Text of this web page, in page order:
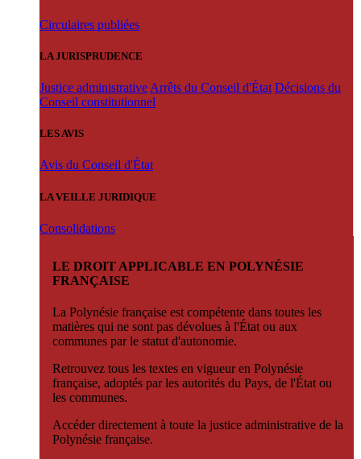
Circulaires publiées
LA JURISPRUDENCE
Justice administrative Arrêts du Conseil d'État Décisions du
Conseil constitutionnel
LES AVIS
Avis du Conseil d'État
LA VEILLE JURIDIQUE
Consolidations
LE DROIT APPLICABLE EN POLYNÉSIE
FRANÇAISE
La Polynésie française est compétente dans toutes les
matières qui ne sont pas dévolues à l'État ou aux
communes par le statut d'autonomie.
Retrouvez tous les textes en vigueur en Polynésie
française, adoptés par les autorités du Pays, de l'État ou
les communes.
Accéder directement à toute la justice administrative de la
Polynésie française.